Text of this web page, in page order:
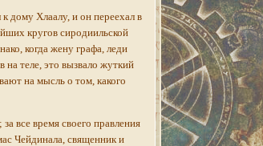
дому Хлаалу, и он переехал в
кругов сиродиильской
когда жену графа, леди
теле, это вызвало жуткий
на мысль о том, какого
все время своего правления
Чейдинала, священник и